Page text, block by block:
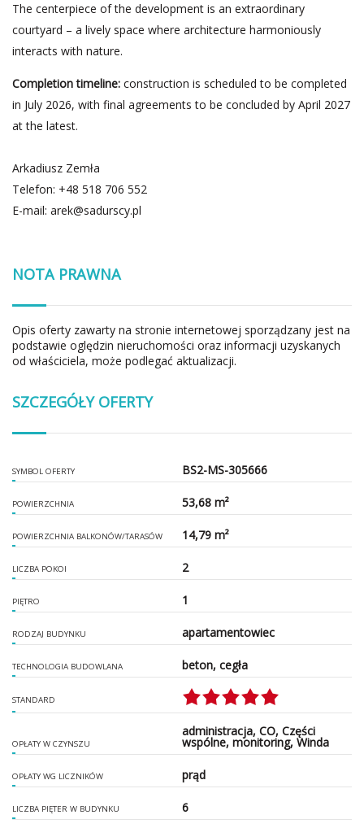
The centerpiece of the development is an extraordinary
courtyard – a lively space where architecture harmoniously
interacts with nature.
Completion timeline: construction is scheduled to be completed
in July 2026, with final agreements to be concluded by April 2027
at the latest.
Arkadiusz Zemła
Telefon: +48 518 706 552
E-mail: arek@sadurscy.pl
NOTA PRAWNA
Opis oferty zawarty na stronie internetowej sporządzany jest na
podstawie oględzin nieruchomości oraz informacji uzyskanych
od właściciela, może podlegać aktualizacji.
SZCZEGÓŁY OFERTY
SYMBOL OFERTY BS2-MS-305666
POWIERZCHNIA 53,68 m²
POWIERZCHNIA BALKONÓW/TARASÓW 14,79 m²
LICZBA POKOI 2
PIĘTRO 1
RODZAJ BUDYNKU apartamentowiec
TECHNOLOGIA BUDOWLANA beton, cegła
STANDARD
OPŁATY W CZYNSZU
administracja, CO, Części
wspólne, monitoring, Winda
OPŁATY WG LICZNIKÓW prąd
LICZBA PIĘTER W BUDYNKU 6